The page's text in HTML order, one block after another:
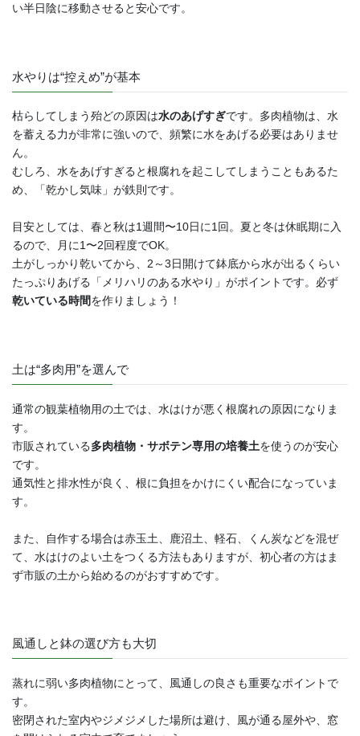
い半日陰に移動させると安心です。
水やりは“控えめ”が基本
枯らしてしまう殆どの原因は水のあげすぎです。多肉植物は、水
を蓄える力が非常に強いので、頻繁に水をあげる必要はありませ
ん。
むしろ、水をあげすぎると根腐れを起こしてしまうこともあるた
め、「乾かし気味」が鉄則です。
目安としては、春と秋は1週間〜10日に1回。夏と冬は休眠期に入
るので、月に1〜2回程度でOK。
土がしっかり乾いてから、2～3日開けて鉢底から水が出るくらい
たっぷりあげる「メリハリのある水やり」がポイントです。必ず
乾いている時間を作りましょう！
土は“多肉用”を選んで
通常の観葉植物用の土では、水はけが悪く根腐れの原因になりま
す。
市販されている多肉植物・サボテン専用の培養土を使うのが安心
です。
通気性と排水性が良く、根に負担をかけにくい配合になっていま
す。
また、自作する場合は赤玉土、鹿沼土、軽石、くん炭などを混ぜ
て、水はけのよい土をつくる方法もありますが、初心者の方はま
ず市販の土から始めるのがおすすめです。
風通しと鉢の選び方も大切
蒸れに弱い多肉植物にとって、風通しの良さも重要なポイントで
す。
密閉された室内やジメジメした場所は避け、風が通る屋外や、窓